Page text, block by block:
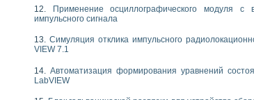
практикумов на кафедре информационных
образования и подготовки преподавателей для работы в
практикума по электронике кафедры информационных
по электротехнике в среде MULTISIM
«Технологии NATIONAL INSTRUMENTS» в ростовском
Применение осциллографического модуля
импульсного сигнала
Симуляция отклика импульсного
VIEW 7.1
Автоматизация формирования уравнений
LabVIEW